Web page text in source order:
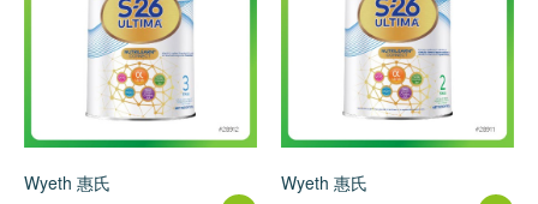
Wyeth 惠氏
Wyeth 惠氏